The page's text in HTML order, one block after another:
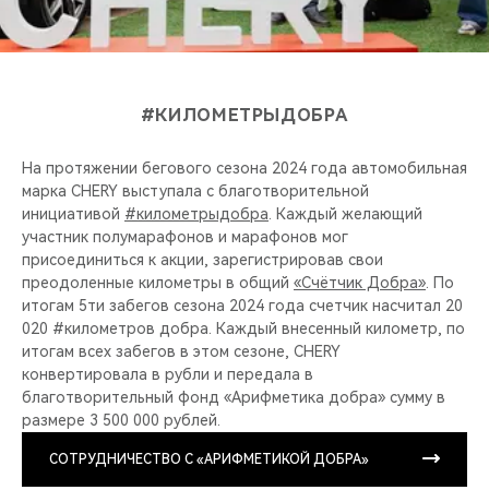
#КИЛОМЕТРЫДОБРА
На протяжении бегового сезона 2024 года автомобильная
марка CHERY выступала с благотворительной
инициативой #километрыдобра . Каждый желающий
участник полумарафонов и марафонов мог
присоединиться к акции, зарегистрировав свои
преодоленные километры в общий «Счётчик Добра» . По
итогам 5ти забегов сезона 2024 года счетчик насчитал 20
020 #километров добра. Каждый внесенный километр, по
итогам всех забегов в этом сезоне, CHERY
конвертировала в рубли и передала в
благотворительный фонд «Арифметика добра» сумму в
размере 3 500 000 рублей.
СОТРУДНИЧЕСТВО С «АРИФМЕТИКОЙ ДОБРА»